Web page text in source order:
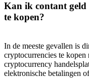
Kan ik contant geld
te kopen?
In de meeste gevallen is
cryptocurrencies te
cryptocurrency
elektronische betalingen